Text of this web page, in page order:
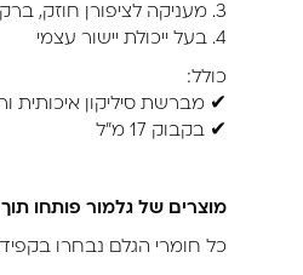
3. מעניקה לציפורן חוזק, ברק ועמידות גבוהה
4. בעל ייכולת יישור עצמי
כולל:
✔ מברשת סיליקון
✔ בקבוק 17 מ”ל
מוצרים של גלמור פותחו
כל חומרי הגלם נבחרו